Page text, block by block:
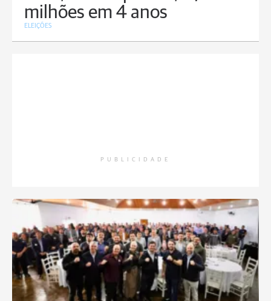
milhões em 4 anos
ELEIÇÕES
PUBLICIDADE